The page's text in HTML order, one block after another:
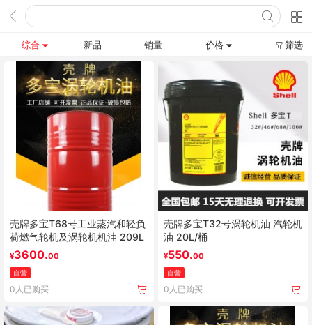
综合 新品 销量 价格 筛选
壳牌多宝T68号工业蒸汽和轻负
荷燃气轮机及涡轮机机油 209L
¥3600.00
自营
0人已购买
壳牌多宝T32号涡轮机油 汽轮机
油 20L/桶
¥550.00
自营
0人已购买